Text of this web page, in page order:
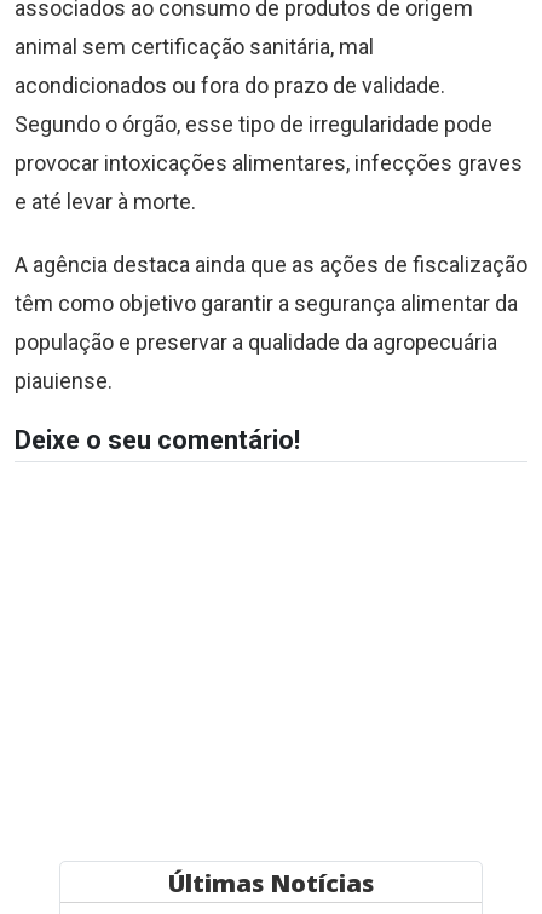
associados ao consumo de produtos de origem
animal sem certificação sanitária, mal
acondicionados ou fora do prazo de validade.
Segundo o órgão, esse tipo de irregularidade pode
provocar intoxicações alimentares, infecções graves
e até levar à morte.
A agência destaca ainda que as ações de fiscalização
têm como objetivo garantir a segurança alimentar da
população e preservar a qualidade da agropecuária
piauiense.
Deixe o seu comentário!
Últimas Notícias